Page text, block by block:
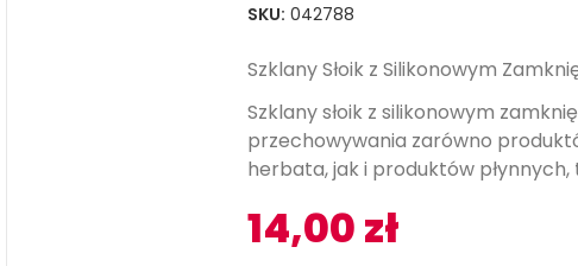
SKU: 042788
Szklany Słoik z Silikonowym
Szklany słoik z silikonowym
przechowywania zarówno
herbata, jak i produktów
14,00zł